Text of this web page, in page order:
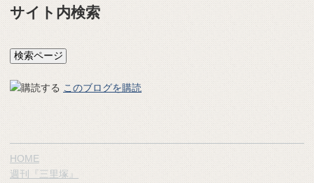
サイト内検索
このブログを購読
HOME
週刊『三里塚』